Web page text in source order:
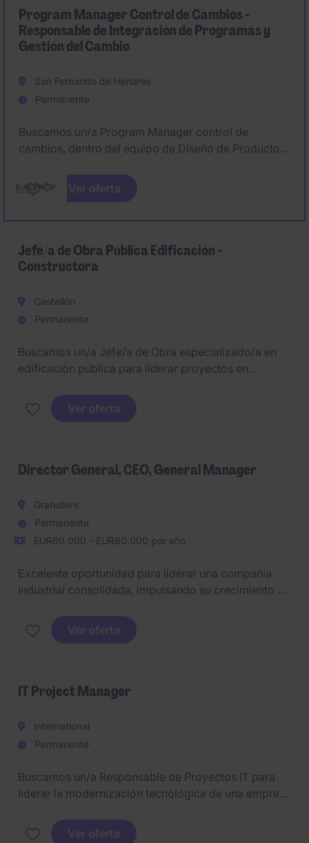
Program Manager Control de Cambios -
Responsable de Integración de Programas y
Gestión del Cambio
San Fernando de Henares
Permanente
Buscamos un/a Program Manager control de
cambios, dentro del equipo de Diseño de Producto,
integración de todos los proyectos relacionados con
cambios de diseño del motor TP400. Este puesto
externos.
Ver oferta
Jefe/a de Obra Pública Edificación -
Constructora
Castellón
Permanente
Buscamos un/a Jefe/a de Obra especializado/a en
edificación pública para liderar proyectos en
ejecución y control económico de la obras. Con ello
se busca a una persona a largo plazo para la
Ver oferta
Director General, CEO, General Manager
Granollers
Permanente
EUR80.000 - EUR80.000 por año
Excelente oportunidad para liderar una compañía
industrial consolidada, impulsando su crecimiento y
Buscamos un Director General con visión
estratégica, expertise técnico y orientación a
Ver oferta
IT Project Manager
International
Permanente
Buscamos un/a Responsable de Proyectos IT para
liderar la modernización tecnológica de una empresa
digital, automatización y optimización de procesos.
Ver oferta